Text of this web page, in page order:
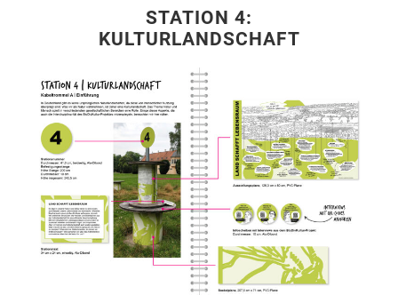
STATION 4:
KULTURLANDSCHAFT